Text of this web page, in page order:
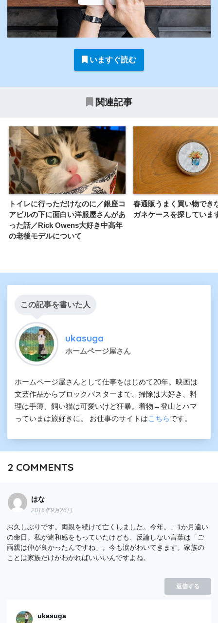
いますぐ読む
関連記事
トイレに行っただけなのに／銀座コ
アビルの下に面白い洋服屋さんがあ
った話／Rick Owens大好き中高年
の老後モデルについて
春通販うまく買い物でき
ガネケースを探していま
この記事を書いた人
ukasuga
ホームページ屋さん
ホームページ屋さんとして仕事をはじめて20年。映画は
文芸作品からブロックバスターまで、掃除は大好き、料
理は手薄、飼い猫は可愛いけど狂暴。着物→登山とハマ
っていまは旅好きに。 お仕事のサイトはこちらです。
2 COMMENTS
はな
2016年9月26日
お久しぶりです。両親を続けて亡くしました。今年。」1か月違い
の命日。私が違和感をもっていたけども、反論しない言葉は「ご
両親は仲が良かったんですね」。今も涙がわいてきます。家族の
ことは家族だけがわかればいいいんですよね。
返信する
ukasuga